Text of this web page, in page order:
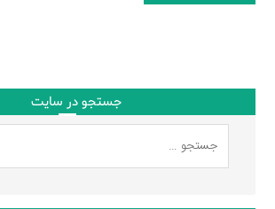
جستجو در سایت